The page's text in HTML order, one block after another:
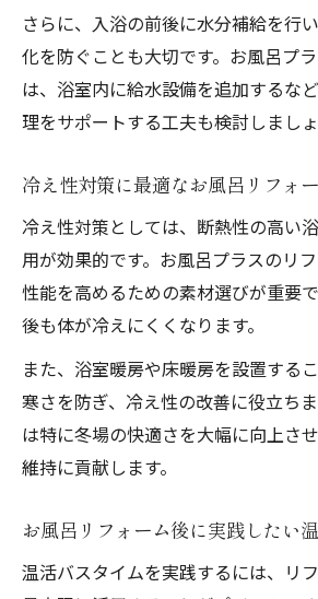
さらに、入浴の前後に水分補給を行
化を防ぐことも大切です。お風呂プ
は、浴室内に給水設備を追加するな
理をサポートする工夫も検討しましょ
冷え性対策に最適なお風呂リフォ
冷え性対策としては、断熱性の高い
用が効果的です。お風呂プラスのリ
性能を高めるための素材選びが重要
後も体が冷えにくくなります。
また、浴室暖房や床暖房を設置する
寒さを防ぎ、冷え性の改善に役立ち
は特に冬場の快適さを大幅に向上さ
維持に貢献します。
お風呂リフォーム後に実践したい
温活バスタイムを実践するには、リ